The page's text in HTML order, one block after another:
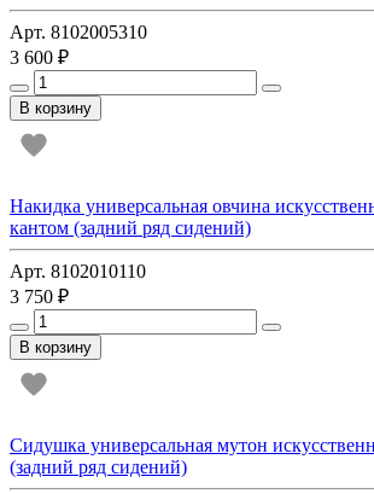
Арт. 8102005310
3 600 ₽
В корзину
Накидка универсальная овчина
кантом (задний ряд сидений)
Арт. 8102010110
3 750 ₽
В корзину
Сидушка универсальная мутон
(задний ряд сидений)